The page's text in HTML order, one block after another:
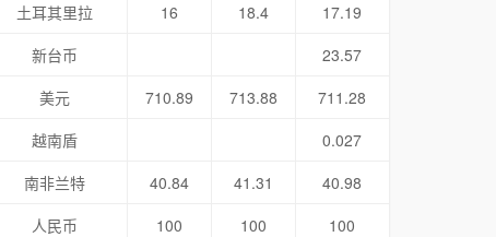
土耳其里拉
16 18.4
17.19
新台币
23.57
美元
710.89 713.88
711.28
越南盾
0.027
南非兰特
40.84 41.31
40.98
人民币
100 100 100